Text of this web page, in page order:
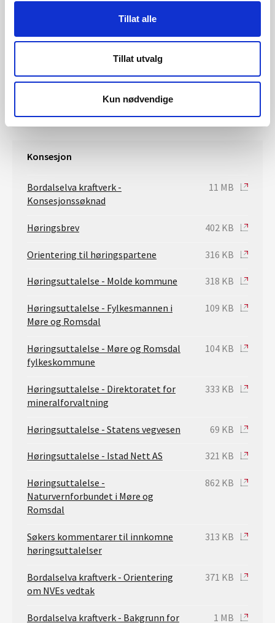
Tillat alle
Tillat utvalg
Kun nødvendige
skadar og ulemper for private og allmenne interesser, og
gjev difor løyve til bygging av Bordalselva kraftverk.
Saksbehandler konsesjon
Konsesjon
Bordalselva kraftverk -
Konsesjonssøknad
11 MB
Høringsbrev 402 KB
Orientering til høringspartene 316 KB
Høringsuttalelse - Molde kommune 318 KB
Høringsuttalelse - Fylkesmannen i
Møre og Romsdal
109 KB
Høringsuttalelse - Møre og Romsdal
fylkeskommune
104 KB
Høringsuttalelse - Direktoratet for
mineralforvaltning
333 KB
Høringsuttalelse - Statens vegvesen 69 KB
Høringsuttalelse - Istad Nett AS 321 KB
Høringsuttalelse -
Naturvernforbundet i Møre og
Romsdal
862 KB
Søkers kommentarer til innkomne
høringsuttalelser
313 KB
Bordalselva kraftverk - Orientering
om NVEs vedtak
371 KB
Bordalselva kraftverk - Bakgrunn for
1 MB